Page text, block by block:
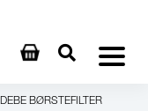
DEBE BØRSTEFILTER